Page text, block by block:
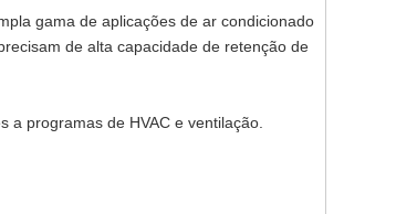
gama de aplicações de ar condicionado
de alta capacidade de retenção de
programas de HVAC e ventilação.